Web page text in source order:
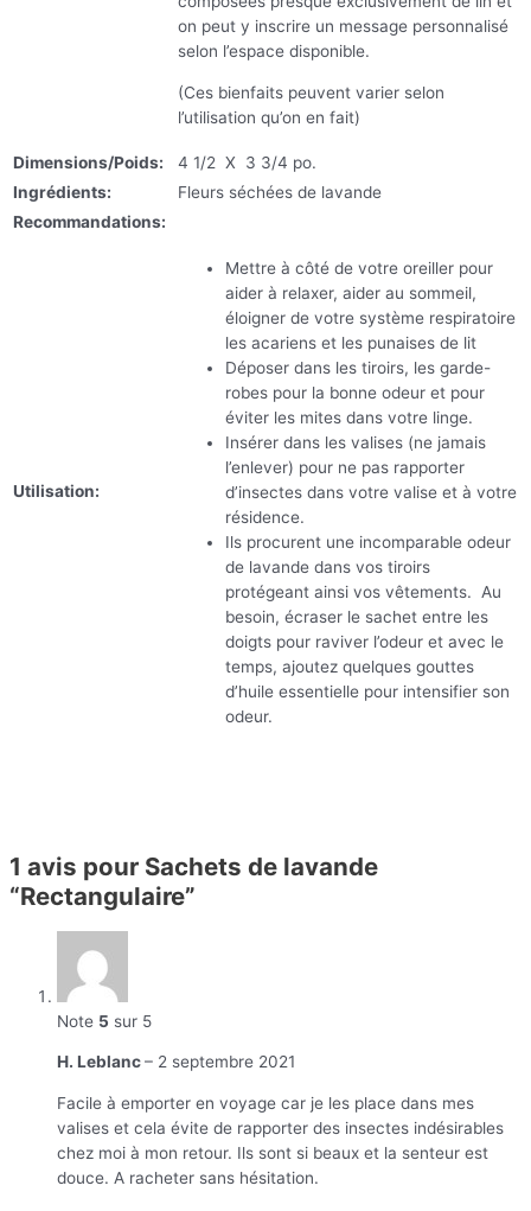
on peut y inscrire un message personnalisé
selon l’espace disponible.
(Ces bienfaits peuvent varier selon
l’utilisation qu’on en fait)
Dimensions/Poids:
4 1/2 X 3 3/4 po.
Ingrédients:
Fleurs séchées de lavande
Recommandations:
Utilisation:
Mettre à côté de votre oreiller pour
aider à relaxer, aider au sommeil,
éloigner de votre système respiratoire
les acariens et les punaises de lit
Déposer dans les tiroirs, les garde-
robes pour la bonne odeur et pour
éviter les mites dans votre linge.
Insérer dans les valises (ne jamais
l’enlever) pour ne pas rapporter
d’insectes dans votre valise et à votre
résidence.
Ils procurent une incomparable odeur
de lavande dans vos tiroirs
protégeant ainsi vos vêtements. Au
besoin, écraser le sachet entre les
doigts pour raviver l’odeur et avec le
temps, ajoutez quelques gouttes
d’huile essentielle pour intensifier son
odeur.
1 avis pour Sachets de lavande
“Rectangulaire”
Note 5 sur 5
H. Leblanc– 2 septembre 2021
Facile à emporter en voyage car je les place dans mes
valises et cela évite de rapporter des insectes indésirables
chez moi à mon retour. Ils sont si beaux et la senteur est
douce. A racheter sans hésitation.